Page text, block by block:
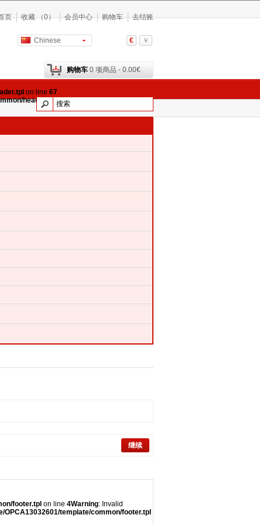
Chinese € ￥
购物车 0 项商品 - 0.00€
页 收藏 （0） 会员中心 购物车 去结账
on line 67
header.tpl on line
继续
footer.tpl on line 4Warning: Invalid
template/common/footer.tpl